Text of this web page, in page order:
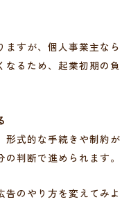
ますが、個人事業主なら
るため、起業初期の負
形式的な手続きや制約が
判断で進められます。
告のやり方を変えてみよ